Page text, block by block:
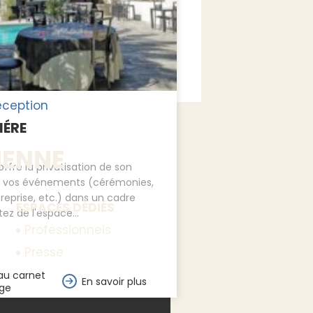
la privatisation de son
vos événements (cérémonies,
etc.) dans un cadre
de l'espace...
carnet
En savoir plus
ESPACES DÉDIÉS
Professionnels
Presse